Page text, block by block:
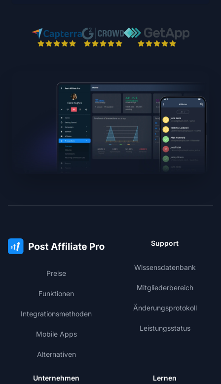
Preise
Funktionen
Integrationsmethoden
Mobile Apps
Alternativen
Support
Wissensdatenbank
Mitgliederbereich
Änderungsprotokoll
Leistungsstatus
Unternehmen Lernen